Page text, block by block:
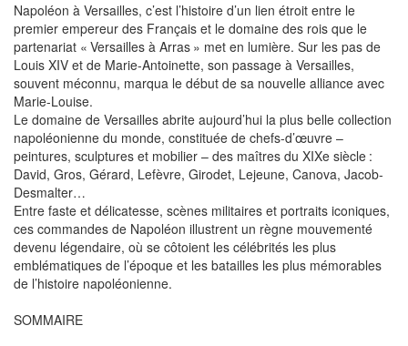
Napoléon à Versailles, c’est l’histoire d’un lien étroit entre le
premier empereur des Français et le domaine des rois que le
partenariat « Versailles à Arras » met en lumière. Sur les pas de
Louis XIV et de Marie-Antoinette, son passage à Versailles,
souvent méconnu, marqua le début de sa nouvelle alliance avec
Marie-Louise.
Le domaine de Versailles abrite aujourd’hui la plus belle collection
napoléonienne du monde, constituée de chefs-d’œuvre –
peintures, sculptures et mobilier – des maîtres du XIXe siècle :
David, Gros, Gérard, Lefèvre, Girodet, Lejeune, Canova, Jacob-
Desmalter…
Entre faste et délicatesse, scènes militaires et portraits iconiques,
ces commandes de Napoléon illustrent un règne mouvementé
devenu légendaire, où se côtoient les célébrités les plus
emblématiques de l’époque et les batailles les plus mémorables
de l’histoire napoléonienne.
SOMMAIRE